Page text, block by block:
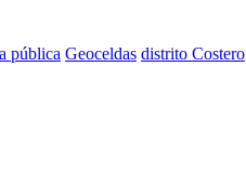
pública Geoceldas distrito Costero